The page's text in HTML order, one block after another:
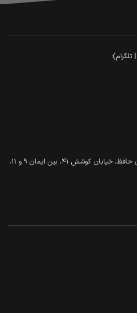
خراسان رضوی، مشهد، میدان حافظ، خیابان کوشش ۴۱، بین ایمان ۹ و ۱۱،